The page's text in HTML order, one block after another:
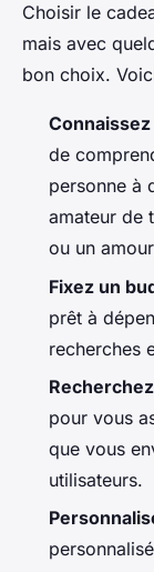
Choisir le
mais avec
bon choix.
de
personne à
amateur de
ou un
Fixez un
prêt à
recherches
pour vous
que vous
utilisateurs.